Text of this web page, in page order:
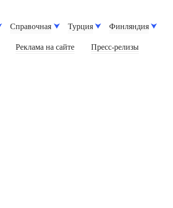
Справочная Турция Финляндия
Реклама на сайте Пресс-релизы